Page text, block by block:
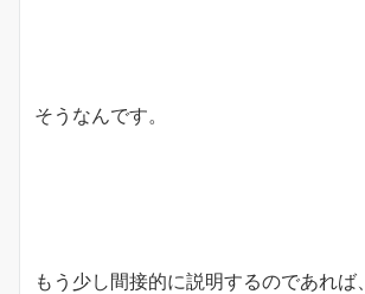
そうなんです。
もう少し間接的に説明するのであれば、